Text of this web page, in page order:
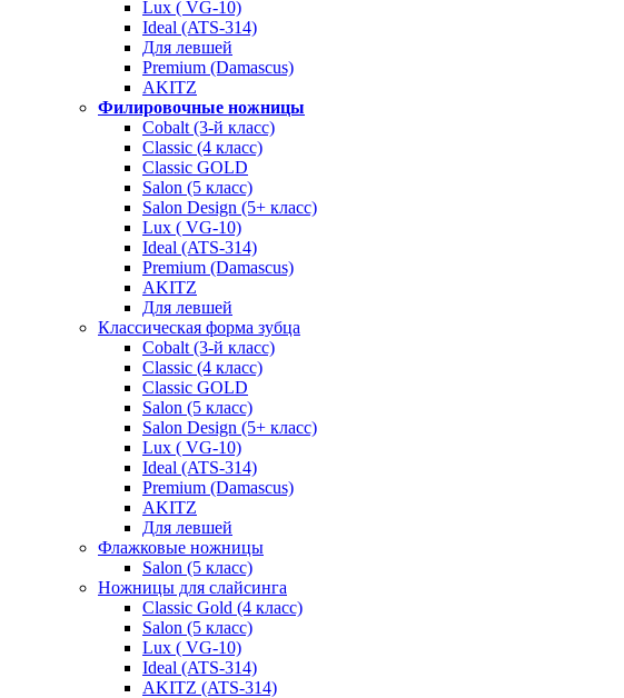
Lux ( VG-10)
Ideal (ATS-314)
Для левшей
Premium (Damascus)
AKITZ
Филировочные ножницы
Cobalt (3-й класс)
Classic (4 класс)
Classic GOLD
Salon (5 класс)
Salon Design (5+ класс)
Lux ( VG-10)
Ideal (ATS-314)
Premium (Damascus)
AKITZ
Для левшей
Классическая форма зубца
Cobalt (3-й класс)
Classic (4 класс)
Classic GOLD
Salon (5 класс)
Salon Design (5+ класс)
Lux ( VG-10)
Ideal (ATS-314)
Premium (Damascus)
AKITZ
Для левшей
Флажковые ножницы
Salon (5 класс)
Ножницы для слайсинга
Classic Gold (4 класс)
Salon (5 класс)
Lux ( VG-10)
Ideal (ATS-314)
AKITZ (ATS-314)